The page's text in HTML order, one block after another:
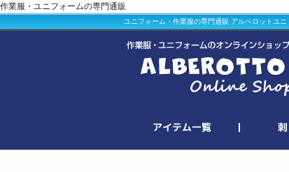
作業服・ユニフォームの専門通販
ユニフォーム・作業服の専門通販 アルベロットユニ